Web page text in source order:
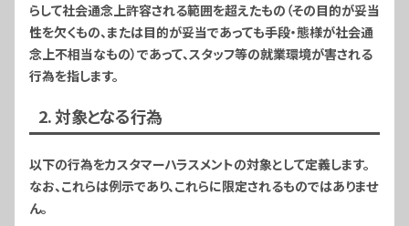
らして社会通念上許容される範囲を超えたもの（その目的が妥当
性を欠くもの、または目的が妥当であっても手段・態様が社会通
念上不相当なもの）であって、スタッフ等の就業環境が害される
行為を指します。
2. 対象となる行為
以下の行為をカスタマーハラスメントの対象として定義します。
なお、これらは例示であり、これらに限定されるものではありませ
ん。